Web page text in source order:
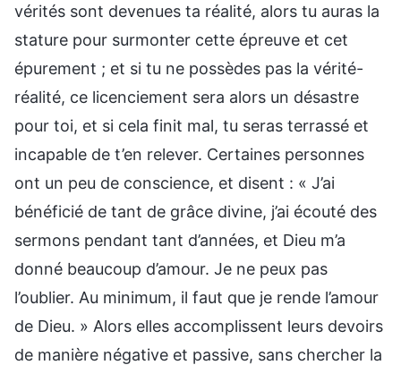
vérités sont devenues ta réalité, alors tu auras la
stature pour surmonter cette épreuve et cet
épurement ; et si tu ne possèdes pas la vérité-
réalité, ce licenciement sera alors un désastre
pour toi, et si cela finit mal, tu seras terrassé et
incapable de t’en relever. Certaines personnes
ont un peu de conscience, et disent : « J’ai
bénéficié de tant de grâce divine, j’ai écouté des
sermons pendant tant d’années, et Dieu m’a
donné beaucoup d’amour. Je ne peux pas
l’oublier. Au minimum, il faut que je rende l’amour
de Dieu. » Alors elles accomplissent leurs devoirs
de manière négative et passive, sans chercher la